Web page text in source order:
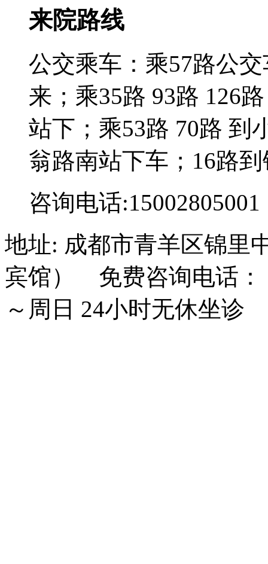
来院路线
公交乘车：乘57路公
来；乘35路 93路 126
站下；乘53路 70路 到
翁路南站下车；16路
咨询电话:15002805001
地址: 成都市青羊区锦里
宾馆） 免费咨询电话：
～周日 24小时无休坐诊